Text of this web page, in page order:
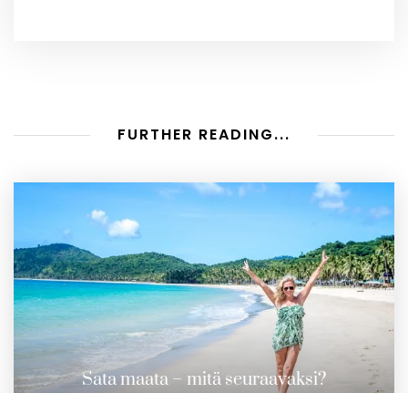
FURTHER READING...
Sata maata – mitä seuraavaksi?